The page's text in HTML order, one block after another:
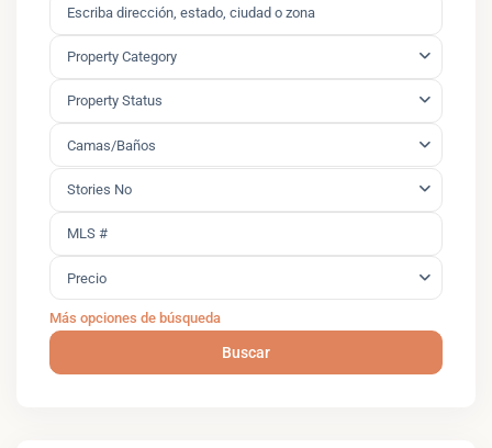
Property Category
Property Status
Camas/Baños
Stories No
Precio
Más opciones de búsqueda
Buscar